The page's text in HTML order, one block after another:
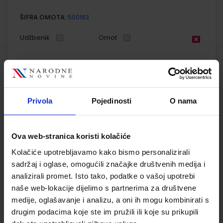
Privola Pojedinosti O nama
Ova web-stranica koristi kolačiće
Kolačiće upotrebljavamo kako bismo personalizirali
sadržaj i oglase, omogućili značajke društvenih medija i
analizirali promet. Isto tako, podatke o vašoj upotrebi
naše web-lokacije dijelimo s partnerima za društvene
medije, oglašavanje i analizu, a oni ih mogu kombinirati s
drugim podacima koje ste im pružili ili koje su prikupili
ŠIFRA OMOTA: 500163
Udžbenik Omot
KEMIJA 8; udžbenik kemije s dodatnim digitalnim sadržajima
u osmom razredu osnovne škole
Nakladnik:ŠKOLSKA KNJIGA d.d. Registarski broj ministarstva:7038
Udžbenik Omot
KEMIJA 8; radna bilježnica za kemiju u osmom razredu
osnovne škole
Autor(i):
Lukić Marić Zerdun Varga Krmpotić-Gržančić